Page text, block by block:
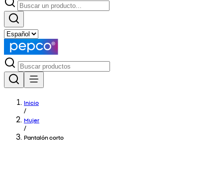
Inicio
/
Mujer
/
Pantalón corto